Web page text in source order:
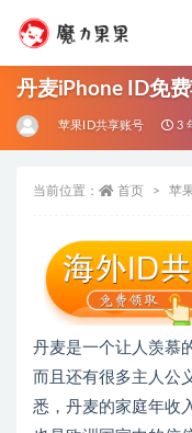
丹麦iPhone ID免
苹果ID共享账号 3
当前位置： 首页 苹
丹麦是一个让人羡慕
而且还有很多主人公
悉，丹麦的家庭年收